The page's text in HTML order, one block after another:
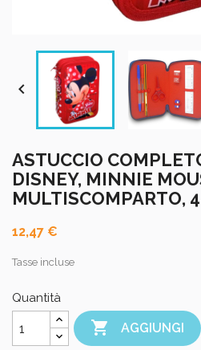

ASTUCCIO
DISNEY, MINNIE
MULTISCOMPARTO,
12,47 €
Tasse incluse
Quantità
 AGGIUNGI